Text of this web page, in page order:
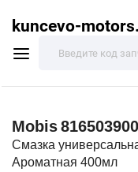
kuncevo-
Mobis
Смазка
Ароматная 400мл